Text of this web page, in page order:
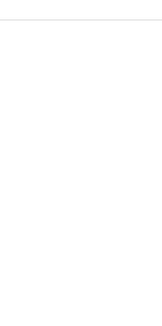
nossa equipe de
de que receberá suporte
oferecemos o
as melhores